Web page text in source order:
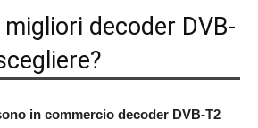
decoder DVB-
in commercio decoder DVB-T2